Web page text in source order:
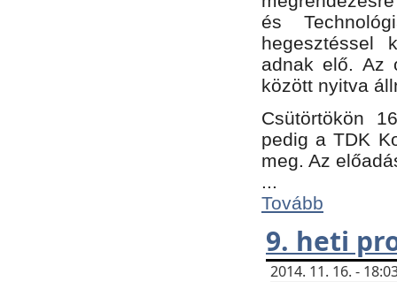
és
hegesztéssel
adnak elő. Az
között nyitva
Csütörtökön
pedig a TDK
meg. Az
...
Tovább
9. heti
2014. 11. 16. -